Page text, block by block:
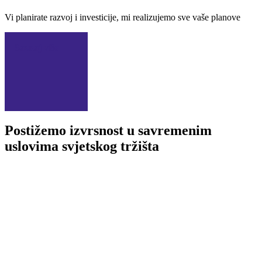
Vi planirate razvoj i investicije, mi realizujemo sve vaše planove
Postižemo izvrsnost u savremenim
uslovima svjetskog tržišta